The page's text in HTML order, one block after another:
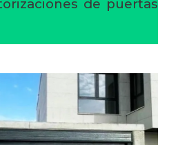
de puertas